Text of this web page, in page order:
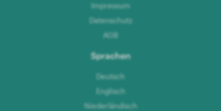
Impressum
Datenschutz
AGB
Sprachen
Deutsch
Englisch
Niederländisch